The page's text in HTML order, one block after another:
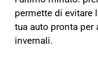
permette di evitare
tua auto pronta
invernali.